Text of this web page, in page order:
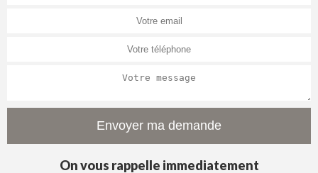
On vous rappelle immediatement